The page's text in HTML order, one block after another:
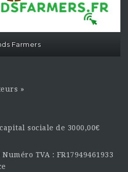
Farmers
»
sociale de 3000,00€
TVA : FR17949461933